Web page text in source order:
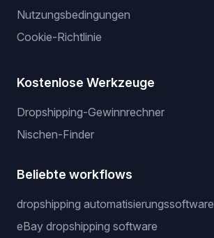
Nutzungsbedingungen
Cookie-Richtlinie
Kostenlose Werkzeuge
Dropshipping-Gewinnrechner
Nischen-Finder
Beliebte workflows
dropshipping automatisierungssoftware
eBay dropshipping software